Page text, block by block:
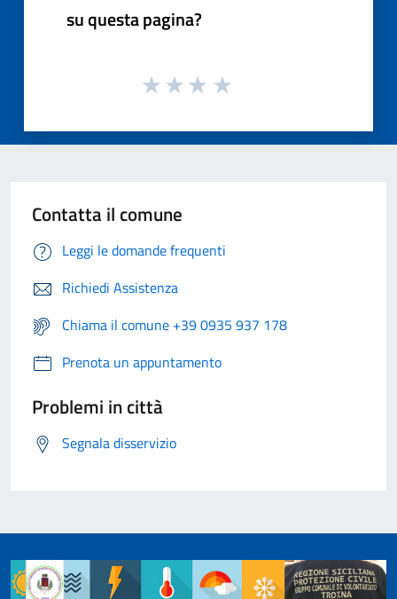
su questa pagina?
Contatta il comune
Leggi le domande frequenti
Richiedi Assistenza
Chiama il comune +39 0935 937 178
Prenota un appuntamento
Problemi in città
Segnala disservizio